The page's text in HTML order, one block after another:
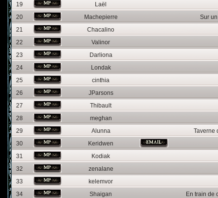
19
Laël
20
Machepierre
Sur
21
Chacalino
22
Valinor
23
Darliona
24
Londak
25
cinthia
26
JParsons
27
Thibault
28
meghan
29
Alunna
Taverne
30
Keridwen
31
Kodiak
32
zenalane
33
kelemvor
34
Shaigan
En train de